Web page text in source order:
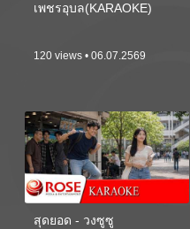
เพชรอุบล(KARAOKE)
120 views • 06.07.2569
สุดยอด - วงซูซู